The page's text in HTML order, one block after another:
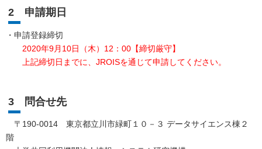
2 申請期日
・申請登録締切
2020年9月10日（木）12：00【締切厳守】
上記締切日までに、JROISを通じて申請してください。
3 問合せ先
〒190-0014 東京都立川市緑町１０－３ データサイエンス棟２
階